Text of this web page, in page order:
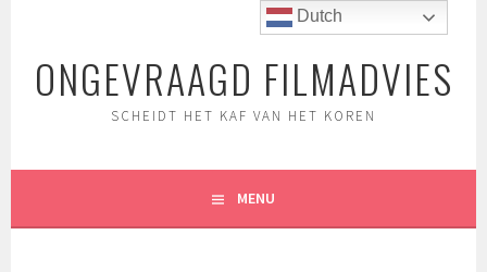
inhoudONGEVRAAGD FILMADVIES
SCHEIDT HET KAF VAN HET KOREN
MENU
Dutch